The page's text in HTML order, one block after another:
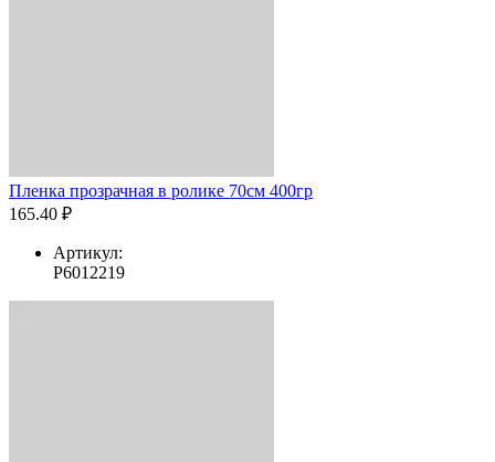
Пленка прозрачная в ролике 70см 400гр
165.40 ₽
Артикул:
Р6012219